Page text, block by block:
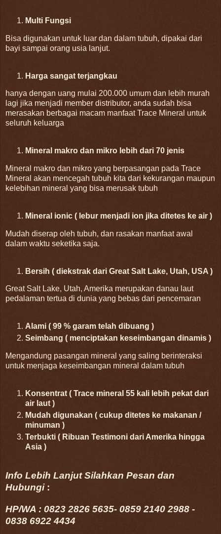
Multi Fungsi
Bisa digunakan untuk luar dan dalam tubuh, dipakai dari
bayi sampai orang usia lanjut.
Harga sangat terjangkau
hanya dengan uang mulai 200.000 umum dan lebih murah
lagi jika menjadi member distributor, anda sudah bisa
merasakan berbagai macam manfaat Trace Mineral untuk
seluruh keluarga
Mineral makro dan mikro lebih dari 70 jenis
Mineral makro dan mikro yang berpasangan pada Trace
Mineral akan mencegah tubuh kita dari kekurangan maupun
kelebihan mineral yang bisa merusak tubuh
Mineral ionic ( lebur menjadi ion jika ditetes ke air )
Mudah diserap oleh tubuh, dan rasakan manfaat awal
dalam waktu seketika saja.
Bersih ( diekstrak dari Great Salt Lake, Utah, USA )
Great Salt Lake, Utah, Amerika merupakan danau laut
pedalaman tertua di dunia yang bebas dari pencemaran
Alami ( 99 % garam telah dibuang )
Seimbang ( menciptakan keseimbangan dinamis )
Mengandung pasangan mineral yang saling berinteraksi
untuk menjaga keseimbangan mineral dalam tubuh
Konsentrat ( Trace mineral 55 kali lebih pekat dari
air laut )
Mudah digunakan ( cukup ditetes ke makanan /
minuman )
Terbukti ( Ribuan Testimoni dari Amerika hingga
Asia )
Info Lebih Lanjut Silahkan Pesan dan
Hubungi :
HP/WA : 0823 2826 5635- 0859 2140 2988 -
0838 6922 4434